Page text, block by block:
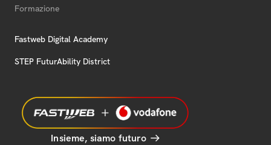
Formazione
Fastweb Digital Academy
STEP FuturAbility District
Insieme, siamo futuro